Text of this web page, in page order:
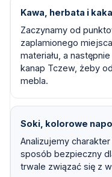
Kawa, herbata i
Zaczynamy od
zaplamionego
materiału, a
kanap Tczew, żeby
mebla.
Soki, kolorowe
Analizujemy
sposób bezpieczny
trwale związać się z